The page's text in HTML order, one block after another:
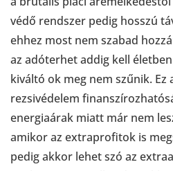
védő rendszer pedig hosszú
ehhez most nem szabad
az adóterhet addig kell
kiváltó ok meg nem szűnik.
rezsivédelem
energiaárak miatt már nem
amikor az extraprofitok is
pedig akkor lehet szó az